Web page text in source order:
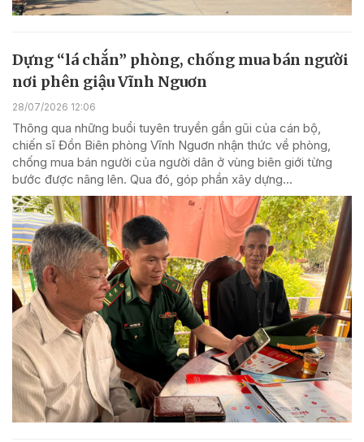
Dựng “lá chắn” phòng, chống mua bán người
nơi phên giậu Vĩnh Nguơn
28/07/2026 12:06
Thông qua những buổi tuyên truyền gần gũi của cán bộ,
chiến sĩ Đồn Biên phòng Vĩnh Nguơn nhận thức về phòng,
chống mua bán người của người dân ở vùng biên giới từng
bước được nâng lên. Qua đó, góp phần xây dựng...